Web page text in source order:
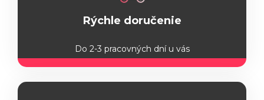
Rýchle doručenie
Do 2-3 pracovných dní u vás